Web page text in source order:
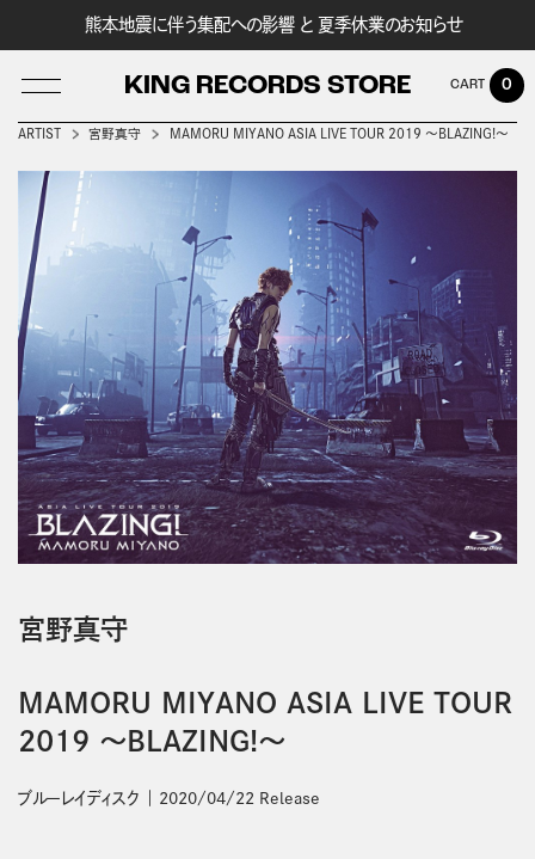
熊本地震に伴う集配への影響 と 夏季休業のお知らせ
KING RECORDS STORE
LOG IN
0
ARTIST 宮野真守 MAMORU MIYANO ASIA LIVE TOUR 2019 ～BLAZING!～
宮野真守
MAMORU MIYANO ASIA LIVE TOUR
2019 ～BLAZING!～
ブルーレイディスク 2020/04/22 Release